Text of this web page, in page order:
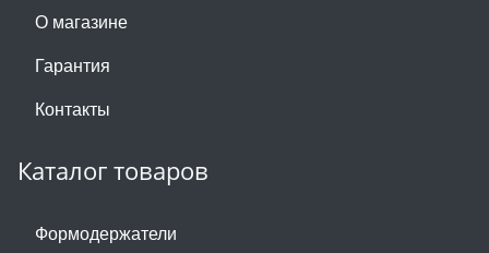
О магазине
Гарантия
Контакты
Каталог товаров
Формодержатели